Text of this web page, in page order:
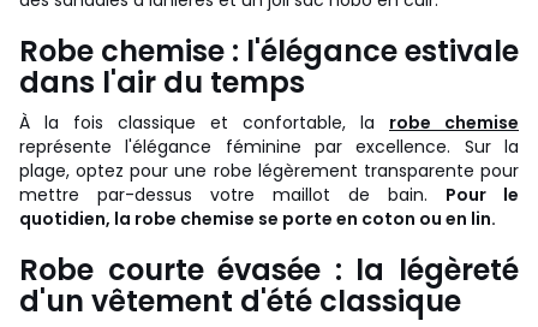
Robe chemise : l'élégance estivale
dans l'air du temps
À la fois classique et confortable, la robe chemise
représente l'élégance féminine par excellence. Sur la
plage, optez pour une robe légèrement transparente pour
mettre par-dessus votre maillot de bain. Pour le
quotidien, la robe chemise se porte en coton ou en lin.
Robe courte évasée : la légèreté
d'un vêtement d'été classique